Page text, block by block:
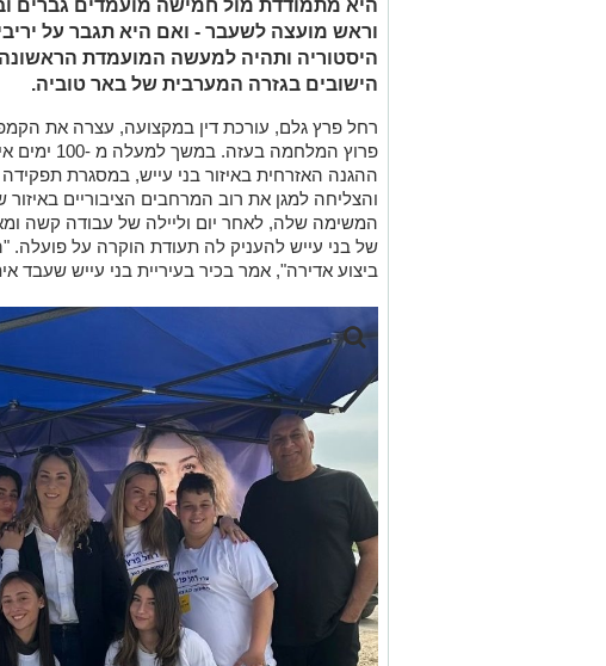
היא מתמודדת מול חמישה מועמדים גברים
וראש מועצה לשעבר - ואם היא תגבר על
היסטוריה ותהיה למעשה המועמדת
הישובים בגזרה המערבית של באר טוביה.
רחל פרץ גלם, עורכת דין במקצועה, עצרה את
פרוץ המלחמה
ההגנה האזרחית באיזור בני עייש, במסגרת
והצליחה למגן את רוב המרחבים הציבוריים
המשימה שלה, לאחר יום וליילה של עבודה קשה
של בני עייש להעניק לה תעודת הוקרה על פועלה.
ביצוע אדירה", אמר בכיר בעיריית בני עייש שעבד